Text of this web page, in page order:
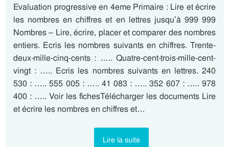
Evaluation progressive en 4eme Primaire : Lire et écrire
les nombres en chiffres et en lettres jusqu’à 999 999
Nombres – Lire, écrire, placer et comparer des nombres
entiers. Ecris les nombres suivants en chiffres. Trente-
deux-mille-cinq-cents : ….. Quatre-cent-trois-mille-cent-
vingt : ….. Ecris les nombres suivants en lettres. 240
530 : ….. 555 005 : ….. 41 083 : ….. 352 607 : ….. 978
400 : ….. Voir les fichesTélécharger les documents Lire
et écrire les nombres en chiffres et…
Lire la suite